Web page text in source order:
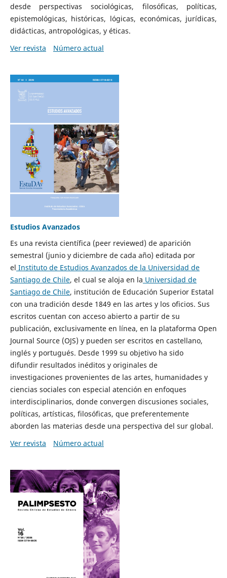
desde perspectivas sociológicas, filosóficas, políticas,
epistemológicas, históricas, lógicas, económicas, jurídicas,
didácticas, antropológicas, y éticas.
Ver revista
Número actual
Estudios Avanzados
Es una revista científica (peer reviewed) de aparición
semestral (junio y diciembre de cada año) editada por
el Instituto de Estudios Avanzados de la Universidad de
Santiago de Chile, el cual se aloja en la Universidad de
Santiago de Chile, institución de Educación Superior Estatal
con una tradición desde 1849 en las artes y los oficios. Sus
escritos cuentan con acceso abierto a partir de su
publicación, exclusivamente en línea, en la plataforma Open
Journal Source (OJS) y pueden ser escritos en castellano,
inglés y portugués. Desde 1999 su objetivo ha sido
difundir resultados inéditos y originales de
investigaciones provenientes de las artes, humanidades y
ciencias sociales con especial atención en enfoques
interdisciplinarios, donde convergen discusiones sociales,
políticas, artísticas, filosóficas, que preferentemente
aborden las materias desde una perspectiva del sur global.
Ver revista
Número actual